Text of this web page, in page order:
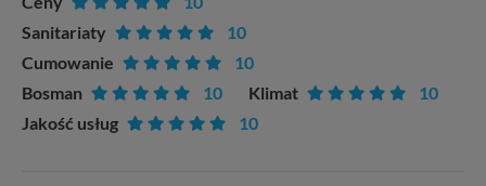
Sanitariaty
10
Cumowanie
10
Bosman
10 Klimat
10
Jakość usług
10